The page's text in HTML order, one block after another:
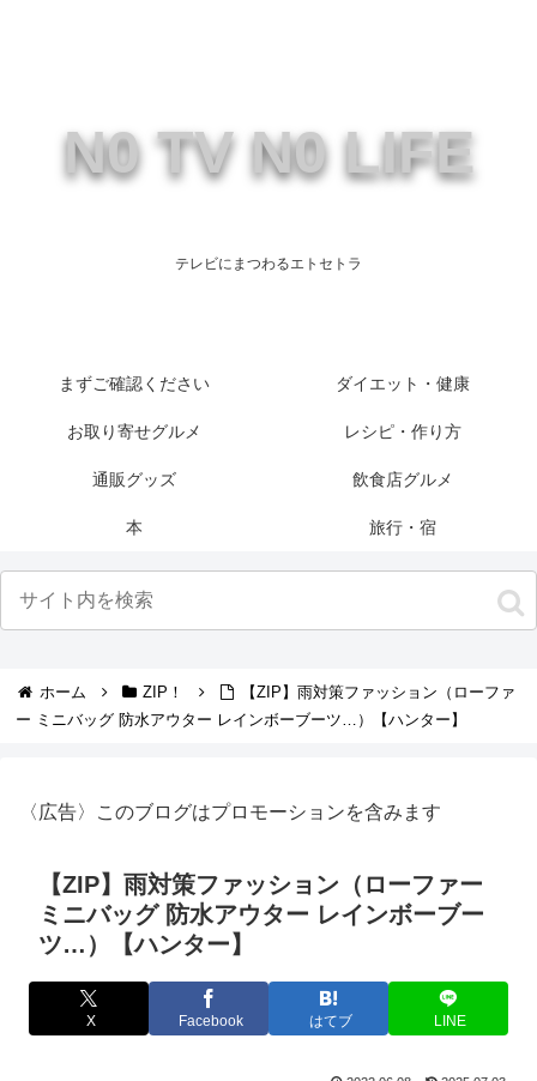
N0 TV N0 LIFE
テレビにまつわるエトセトラ
まずご確認ください ダイエット・健康
お取り寄せグルメ レシピ・作り方
通販グッズ 飲食店グルメ
本 旅行・宿
ホーム ZIP！
【ZIP】雨対策ファッション（ローファ
ー ミニバッグ 防水アウター レインボーブーツ…）【ハンター】
〈広告〉このブログはプロモーションを含みます
【ZIP】雨対策ファッション（ローファー
ミニバッグ 防水アウター レインボーブー
ツ…）【ハンター】
X Facebook はてブ LINE